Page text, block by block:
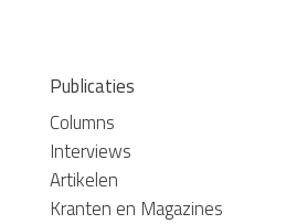
Publicaties
Columns
Interviews
Artikelen
Kranten en Magazines